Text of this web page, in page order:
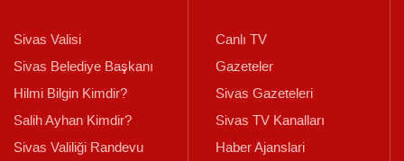
Sivas Valisi
Sivas Belediye Başkanı
Hilmi Bilgin Kimdir?
Salih Ayhan Kimdir?
Sivas Valiliği Randevu
Canlı TV
Gazeteler
Sivas Gazeteleri
Sivas TV Kanalları
Haber Ajanslari